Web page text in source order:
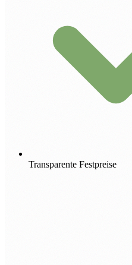
Transparente Festpreise